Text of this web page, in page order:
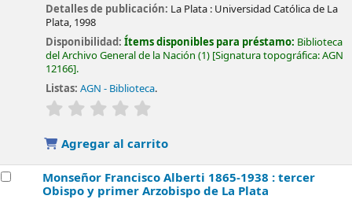
Detalles de publicación: La Plata : Universidad Católica de La
Plata, 1998
Disponibilidad:Ítems disponibles para préstamo: Biblioteca
del Archivo General de la Nación (1) Signatura topográfica:AGN
12166 .
Listas: AGN - Biblioteca.
valoración
Agregar al carrito
Monseñor Francisco Alberti 1865-1938 : tercer
Obispo y primer Arzobispo de La Plata